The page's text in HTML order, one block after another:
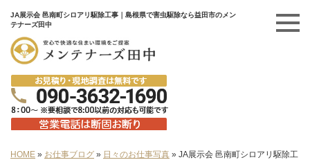
JA展示会 邑南町シロアリ駆除工事｜島根県で害虫駆除なら益田市のメン
テナーズ田中
HOME » お仕事ブログ » 日々のお仕事写真 » JA展示会 邑南町シロアリ駆除工